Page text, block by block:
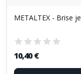
METALTEX - Brise
10,40 €